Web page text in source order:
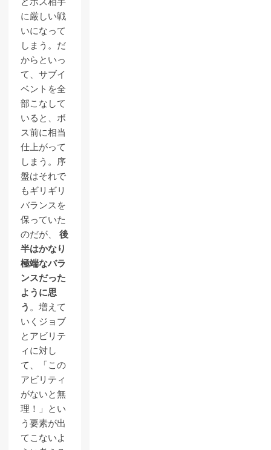
に厳しい戦
いになって
しまう。だ
からといっ
て、サブイ
ベントを全
部こなして
いると、ボ
ス前に相当
仕上がって
しまう。序
盤はそれで
もギリギリ
バランスを
保っていた
のだが、 後
半はかなり
極端なバラ
ンスだった
ように思
う 。増えて
いくジョブ
とアビリテ
ィに対し
て、「この
アビリティ
がないと無
理！」とい
う要素が出
てこないよ